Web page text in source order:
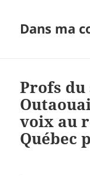
Dans ma
Profs
voix au
Québec